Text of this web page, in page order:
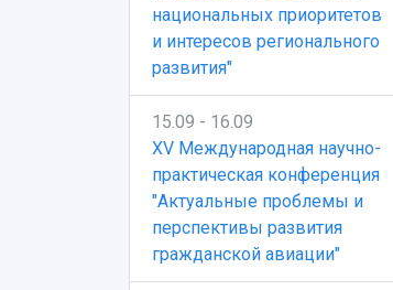
национальных приоритетов
и интересов регионального
развития"
15.09 - 16.09
XV Международная научно-
практическая конференция
"Актуальные проблемы и
перспективы развития
гражданской авиации"